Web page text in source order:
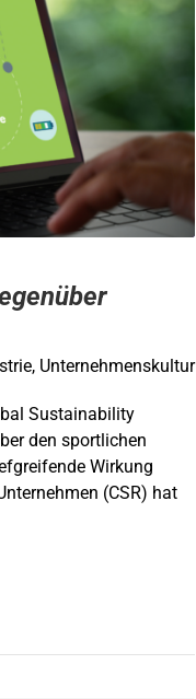
, Unternehmenskultur
Sustainability
den sportlichen
Wirkung
(CSR) hat